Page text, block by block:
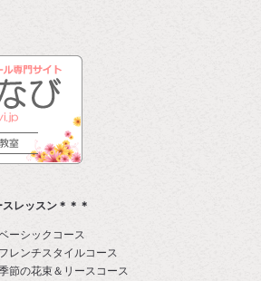
レッスン＊＊＊
ーシックコース
レンチスタイルコース
節の花束＆リースコース